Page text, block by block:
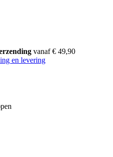
vanaf € 49,90
en levering